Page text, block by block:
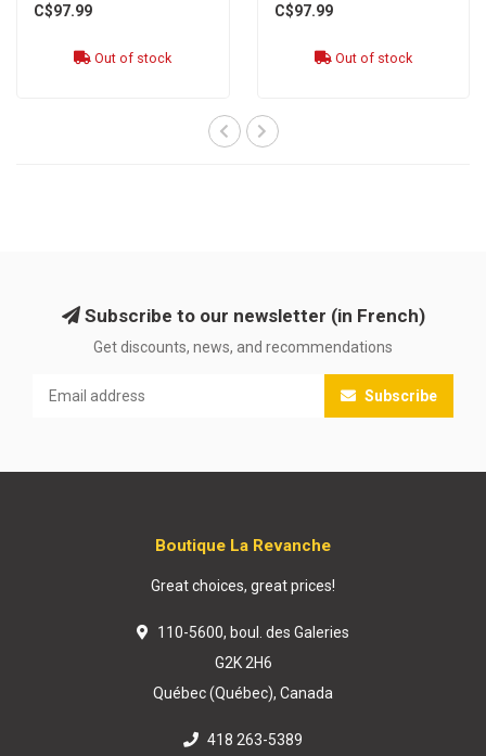
C$97.99
Out of stock
C$97.99
Out of stock
Subscribe to our newsletter (in French)
Get discounts, news, and recommendations
Subscribe
Boutique La Revanche
Great choices, great prices!
110-5600, boul. des Galeries
G2K 2H6
Québec (Québec), Canada
418 263-5389